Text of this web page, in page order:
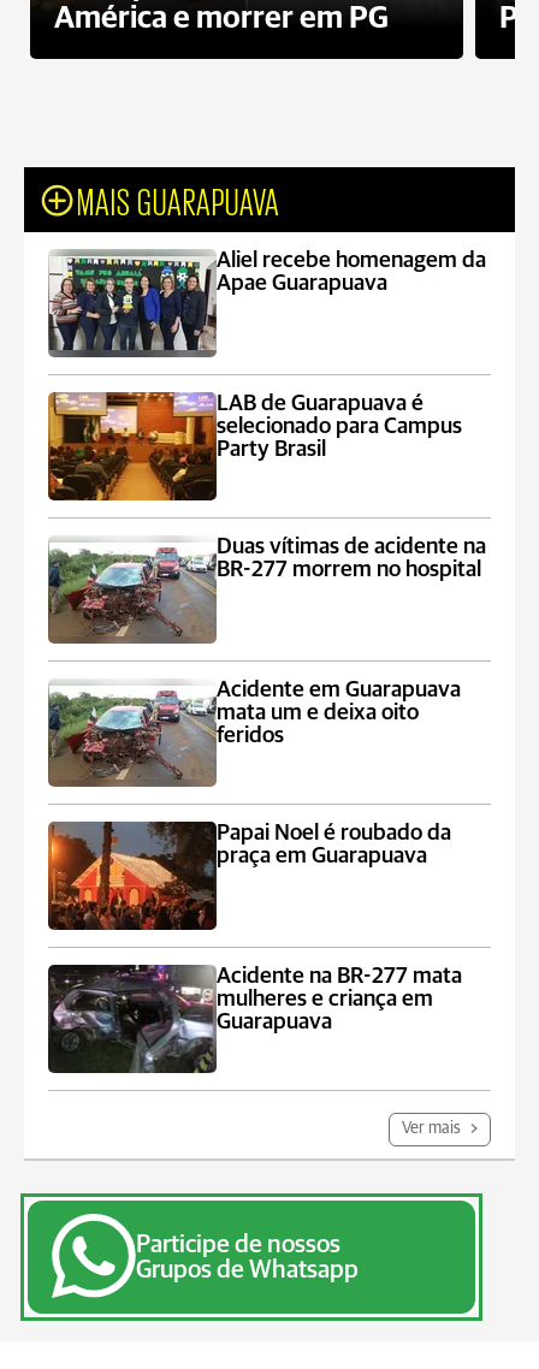
América e morrer em PG
PG
MAIS GUARAPUAVA
Aliel recebe homenagem da
Apae Guarapuava
LAB de Guarapuava é
selecionado para Campus
Party Brasil
Duas vítimas de acidente na
BR-277 morrem no hospital
Acidente em Guarapuava
mata um e deixa oito
feridos
Papai Noel é roubado da
praça em Guarapuava
Acidente na BR-277 mata
mulheres e criança em
Guarapuava
Ver mais
Participe de nossos
Grupos de Whatsapp